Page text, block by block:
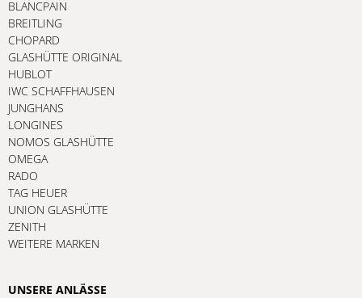
BLANCPAIN
BREITLING
CHOPARD
GLASHÜTTE ORIGINAL
HUBLOT
IWC SCHAFFHAUSEN
JUNGHANS
LONGINES
NOMOS GLASHÜTTE
OMEGA
RADO
TAG HEUER
UNION GLASHÜTTE
ZENITH
WEITERE MARKEN
UNSERE ANLÄSSE